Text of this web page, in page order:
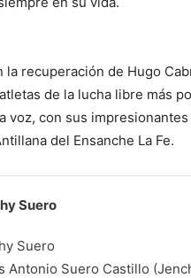
la recuperación de Hugo
de la lucha libre más
voz, con sus
del Ensanche La Fe.
Suero
Suero
Antonio Suero Castillo